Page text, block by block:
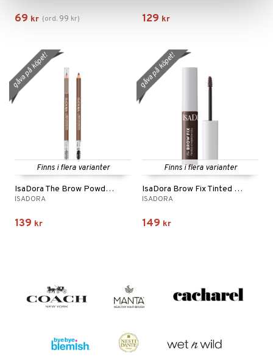
69 kr (ord. 99 kr) 129 kr
Finns i flera varianter
IsaDora The Brow Powder Pen
ISADORA
139 kr
gåva på köpet!
Finns i flera varianter
IsaDora Brow Fix Tinted Eyebrow
ISADORA
149 kr
gåva på köpet!